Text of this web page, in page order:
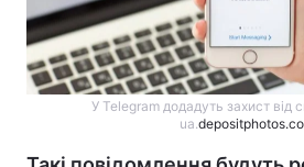
У Telegram додадуть захист від
ua.